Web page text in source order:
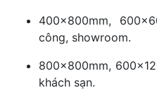
400x800mm,
công, showroom.
800x800mm,
khách sạn.